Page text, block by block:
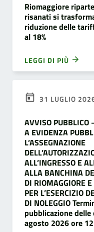
Riomaggiore
risanati si
riduzione delle
al 18%
LEGGI DI PIÙ
31 LUGLIO
AVVISO PUBBLICO
A EVIDENZA
L’ASSEGNAZIONE
ALL’INGRESSO E
ALLA BANCHINA
DI RIOMAGGIORE
PER L’ESERCIZIO
DI NOLEGGIO
pubblicazione
agosto 2026 ore